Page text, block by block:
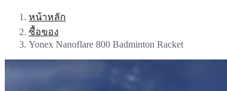
หน้าหลัก
ซื้อของ
Yonex Nanoflare 800 Badminton Racket